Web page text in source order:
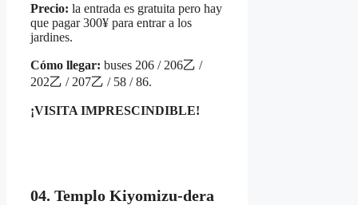
Precio: la entrada es gratuita pero hay
que pagar 300¥ para entrar a los
jardines.
Cómo llegar: buses 206 / 206乙 /
202乙 / 207乙 / 58 / 86.
¡VISITA IMPRESCINDIBLE!
04. Templo Kiyomizu-dera